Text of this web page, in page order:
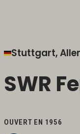
Stuttgart,
SWR
OUVERT EN 1956